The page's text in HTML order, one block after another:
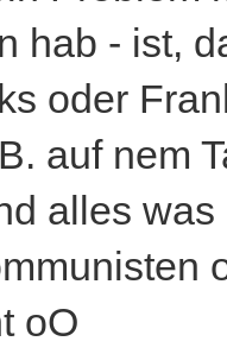
hab - ist,
oder
auf nem
alles
oO